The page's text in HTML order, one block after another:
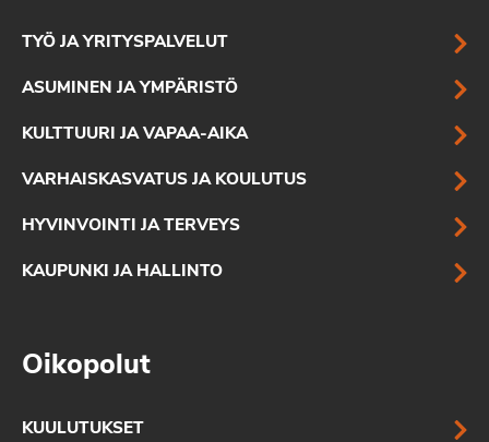
TYÖ JA YRITYSPALVELUT
ASUMINEN JA YMPÄRISTÖ
KULTTUURI JA VAPAA-AIKA
VARHAISKASVATUS JA KOULUTUS
HYVINVOINTI JA TERVEYS
KAUPUNKI JA HALLINTO
Oikopolut
KUULUTUKSET